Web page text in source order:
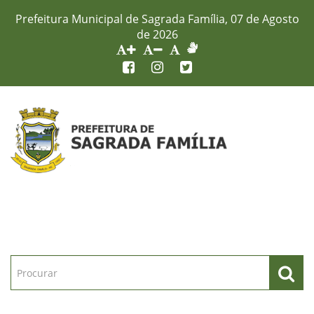
Prefeitura Municipal de Sagrada Família, 07 de Agosto
de 2026